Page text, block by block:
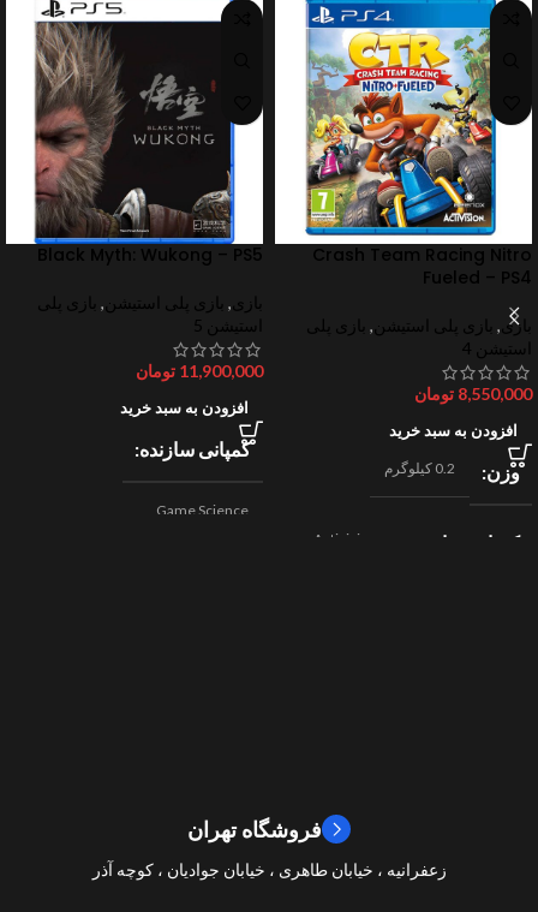
Crash Team Racing Nitro
Fueled – PS4
بازی, بازی پلی استیشن , بازی پلی
استیشن 4
8,550,000 تومان
افزودن به سبد خرید
وزن 0.2 کیلوگرم
کمپانی سازنده
Activision
Black Myth: Wukong – PS5
بازی, بازی پلی استیشن , بازی پلی
استیشن 5
11,900,000 تومان
افزودن به سبد خرید
کمپانی سازنده
Game Science
فروشگاه تهران
زعفرانیه ، خیابان طاهری ، خیابان جوادیان ، کوچه آذر